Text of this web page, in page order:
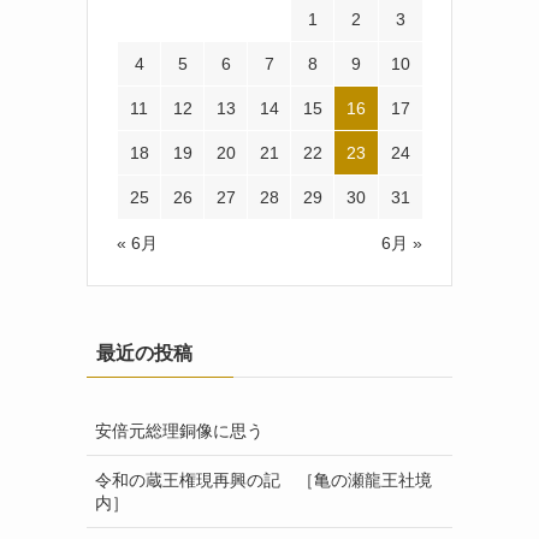
1 2 3
4 5 6 7 8 9 10
11 12 13 14 15 16 17
18 19 20 21 22 23 24
25 26 27 28 29 30 31
« 6月 6月 »
最近の投稿
安倍元総理銅像に思う
令和の蔵王権現再興の記 ［亀の瀬龍王社境
内］